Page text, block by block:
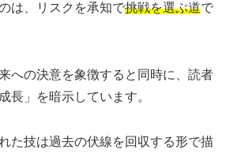
は、リスクを承知で挑戦を選ぶ道で
への決意を象徴すると同時に、読者
長」を暗示しています。
た技は過去の伏線を回収する形で描